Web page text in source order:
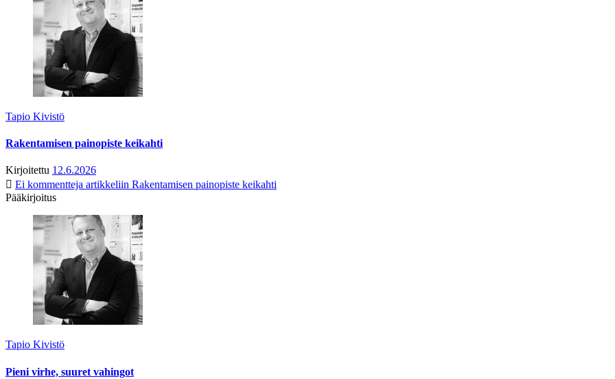
Tapio Kivistö
Rakentamisen painopiste keikahti
Kirjoitettu 12.6.2026
Ei kommentteja artikkeliin Rakentamisen painopiste keikahti
Pääkirjoitus
Tapio Kivistö
Pieni virhe, suuret vahingot